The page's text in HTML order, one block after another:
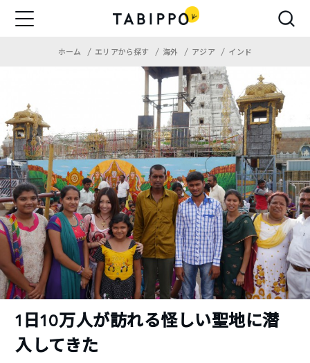
ホーム エリアから探す 海外 アジア インド
1日10万人が訪れる怪しい聖地に潜
入してきた